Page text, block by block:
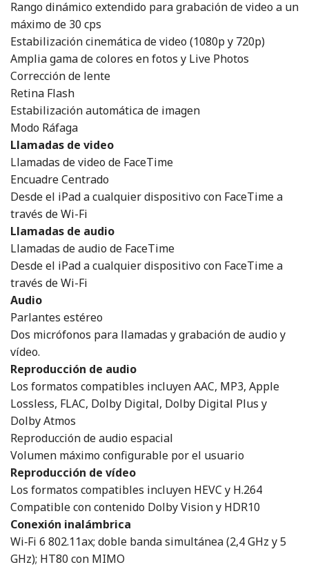
Rango dinámico extendido para grabación de video a un
máximo de 30 cps
Estabilización cinemática de video (1080p y 720p)
Amplia gama de colores en fotos y Live Photos
Corrección de lente
Retina Flash
Estabilización automática de imagen
Modo Ráfaga
Llamadas de video
Llamadas de video de FaceTime
Encuadre Centrado
Desde el iPad a cualquier dispositivo con FaceTime a
través de Wi-Fi
Llamadas de audio
Llamadas de audio de FaceTime
Desde el iPad a cualquier dispositivo con FaceTime a
través de Wi-Fi
Audio
Parlantes estéreo
Dos micrófonos para llamadas y grabación de audio y
vídeo.
Reproducción de audio
Los formatos compatibles incluyen AAC, MP3, Apple
Lossless, FLAC, Dolby Digital, Dolby Digital Plus y
Dolby Atmos
Reproducción de audio espacial
Volumen máximo configurable por el usuario
Reproducción de vídeo
Los formatos compatibles incluyen HEVC y H.264
Compatible con contenido Dolby Vision y HDR10
Conexión inalámbrica
Wi‑Fi 6 802.11ax; doble banda simultánea (2,4 GHz y 5
GHz); HT80 con MIMO